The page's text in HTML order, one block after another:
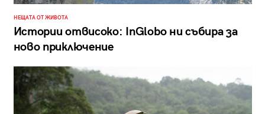
НЕЩАТА ОТ ЖИВОТА
Истории отвисоко: InGlobo ни събира за
ново приключение